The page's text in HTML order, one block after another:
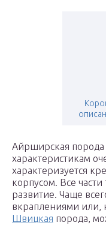
Айрширская
характеристикам
характеризуется
корпусом. Все
развитие. Чаще
вкраплениями или,
Швицкая порода,